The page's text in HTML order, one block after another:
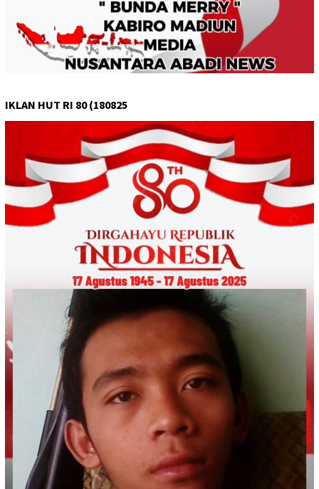
IKLAN HUT RI 80 (180825